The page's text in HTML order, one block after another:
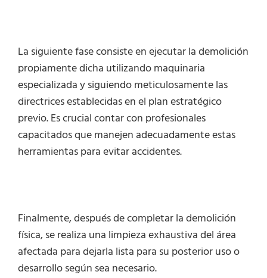
La siguiente fase consiste en ejecutar la demolición
propiamente dicha utilizando maquinaria
especializada y siguiendo meticulosamente las
directrices establecidas en el plan estratégico
previo. Es crucial contar con profesionales
capacitados que manejen adecuadamente estas
herramientas para evitar accidentes.
Finalmente, después de completar la demolición
física, se realiza una limpieza exhaustiva del área
afectada para dejarla lista para su posterior uso o
desarrollo según sea necesario.